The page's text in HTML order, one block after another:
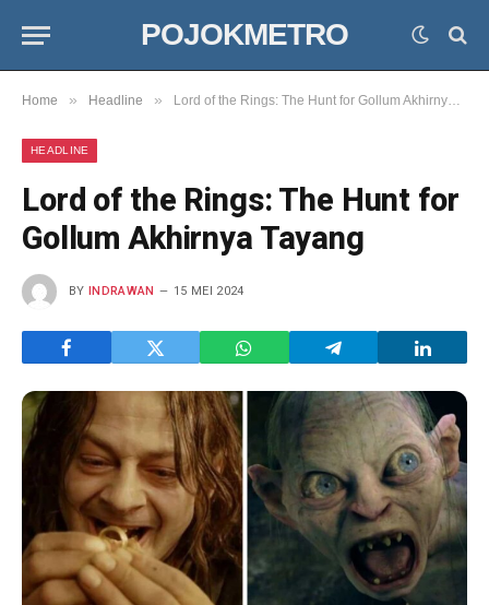
POJOKMETRO
Home » Headline » Lord of the Rings: The Hunt for Gollum Akhirnya Tayang
HEADLINE
Lord of the Rings: The Hunt for
Gollum Akhirnya Tayang
BY INDRAWAN 15 MEI 2024